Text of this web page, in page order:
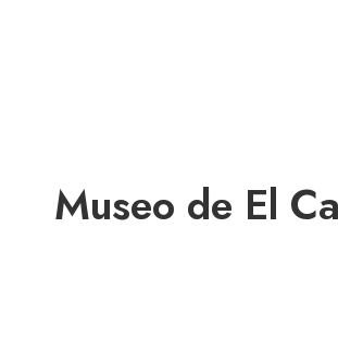
Museo de El